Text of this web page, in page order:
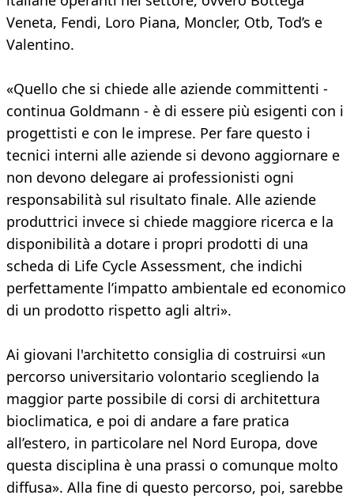
Veneta, Fendi, Loro Piana, Moncler, Otb, Tod’s e
Valentino.
«Quello che si chiede alle aziende committenti -
continua Goldmann - è di essere più esigenti con i
progettisti e con le imprese. Per fare questo i
tecnici interni alle aziende si devono aggiornare e
non devono delegare ai professionisti ogni
responsabilità sul risultato finale. Alle aziende
produttrici invece si chiede maggiore ricerca e la
disponibilità a dotare i propri prodotti di una
scheda di Life Cycle Assessment, che indichi
perfettamente l’impatto ambientale ed economico
di un prodotto rispetto agli altri».
Ai giovani l'architetto consiglia di costruirsi «un
percorso universitario volontario scegliendo la
maggior parte possibile di corsi di architettura
bioclimatica, e poi di andare a fare pratica
all’estero, in particolare nel Nord Europa, dove
questa disciplina è una prassi o comunque molto
diffusa». Alla fine di questo percorso, poi, sarebbe